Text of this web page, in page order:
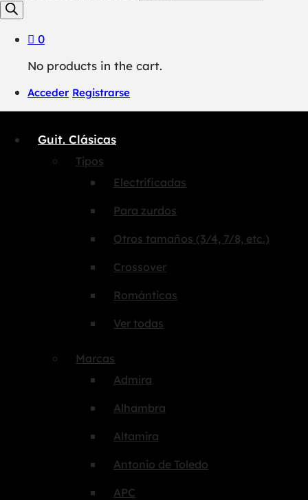
0
No products in the cart.
Acceder Registrarse
Guit. Clásicas
Tipos
Electrificadas
Para zurdos
Otros tamaños (3/4, 7/8, etc.)
Crossover
Románticas
Ver todas
Marcas
Admira
Alhambra
Altamira
Antonio de Toledo
APC